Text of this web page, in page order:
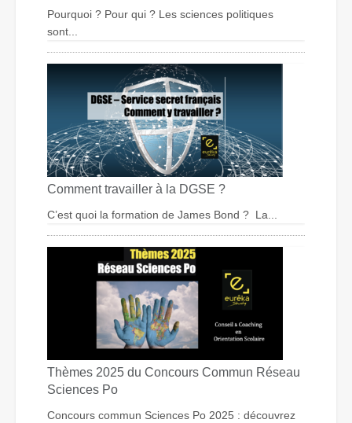
Pourquoi ? Pour qui ? Les sciences politiques
sont...
Comment travailler à la DGSE ?
C’est quoi la formation de James Bond ? La...
Thèmes 2025 du Concours Commun Réseau
Sciences Po
Concours commun Sciences Po 2025 : découvrez